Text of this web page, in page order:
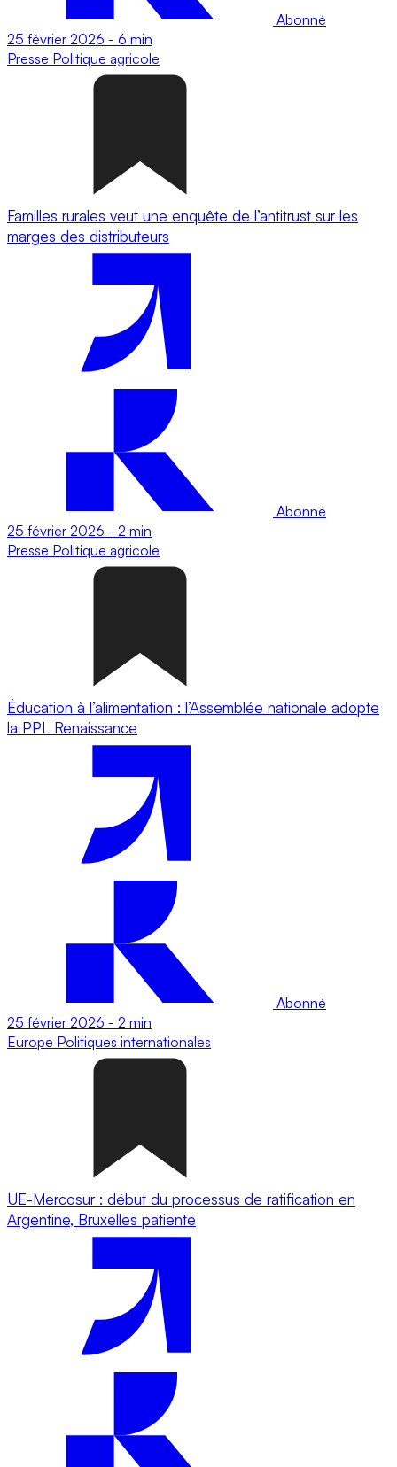
Abonné
25 février 2026 - 6 min
Presse Politique agricole
Familles rurales veut une enquête de l’antitrust sur les
marges des distributeurs
Abonné
25 février 2026 - 2 min
Presse Politique agricole
Éducation à l’alimentation : l’Assemblée nationale adopte
la PPL Renaissance
Abonné
25 février 2026 - 2 min
Europe Politiques internationales
UE-Mercosur : début du processus de ratification en
Argentine, Bruxelles patiente